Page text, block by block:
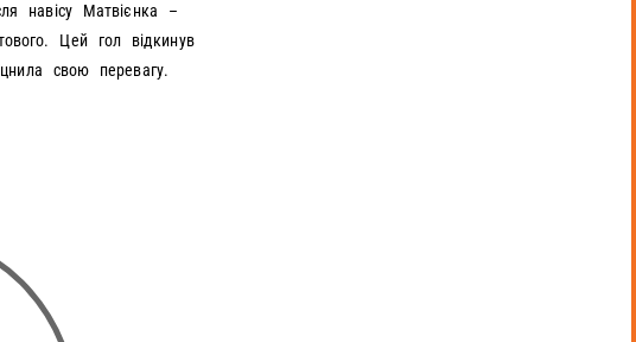
навісу Матвієнка –
Цей гол відкинув
свою перевагу.